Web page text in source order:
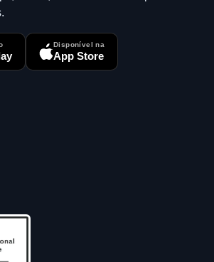
Disponível na
App Store